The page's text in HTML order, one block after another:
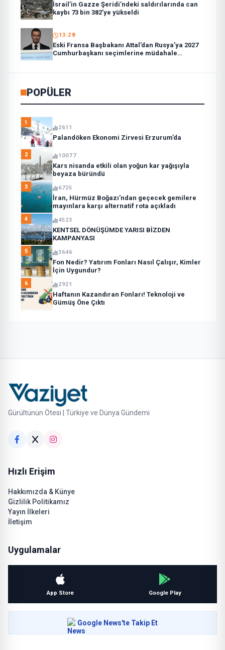
İsrail’in Gazze Şeridi’ndeki saldırılarında can
kaybı 73 bin 382’ye yükseldi
13:28
Eski Fransa Başbakanı Attal’dan Rusya’ya 2027
Cumhurbaşkanı seçimlerine müdahale
POPÜLER
1
2611
Palandöken Ekonomi Zirvesi Erzurum’da
2 10077
Kars nisanda etkili olan yoğun kar yağışıyla
beyaza büründü
3 6725
İran, Hürmüz Boğazı’ndan geçecek gemilere
mayınlara karşı alternatif rota açıkladı
4 4523
KENTSEL DÖNÜŞÜMDE YARISI BİZDEN
KAMPANYASI
5 3646
Fon Nedir? Yatırım Fonları Nasıl Çalışır, Kimler
İçin Uygundur?
6 2921
Haftanın Kazandıran Fonları! Teknoloji ve
Gümüş Öne Çıktı
Gürültünün Ötesi | Türkiye ve Dünya Gündemi
Hızlı Erişim
Hakkımızda & Künye
Gizlilik Politikamız
Yayın İlkeleri
İletişim
Uygulamalar
App Store Google Play
Google News'te Takip Et